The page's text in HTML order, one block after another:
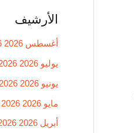
الأرشيف
أغسطس 2026 2026
يوليو 2026 2026
يونيو 2026 2026
مايو 2026 2026
أبريل 2026 2026